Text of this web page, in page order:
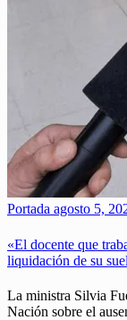
Portada agosto 5,
«El docente que
liquidación de su
La ministra Silvia
Nación sobre el